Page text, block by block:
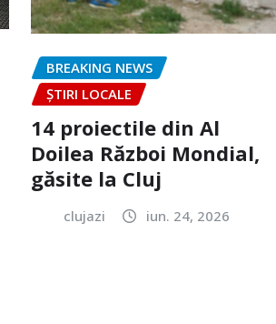
BREAKING NEWS
ȘTIRI LOCALE
14 proiectile din Al
Doilea Război Mondial,
găsite la Cluj
clujazi iun. 24, 2026